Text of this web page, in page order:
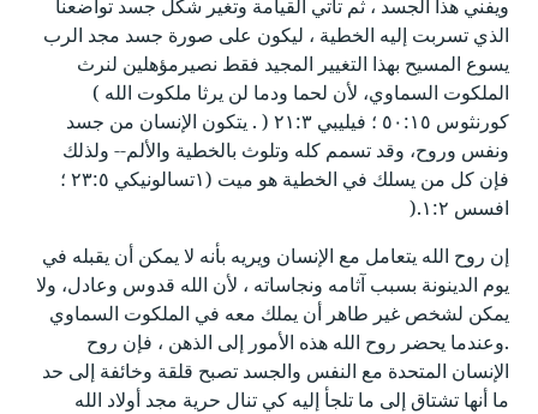
ويفني هذا الجسد ، ثم تأتي القيامة وتغير شكل جسد تواضعنا
الذي تسربت إليه الخطية ، ليكون على صورة جسد مجد الرب
يسوع المسيح بهذا التغيير المجيد فقط نصيرمؤهلين لنرث
الملكوت السماوي، لأن لحما ودما لن يرثا ملكوت الله )
كورنثوس ٥٠:١٥ ؛ فيليبي ٢١:٣ ( . يتكون الإنسان من جسد
ونفس وروح، وقد تسمم كله وتلوث بالخطية والألم-- ولذلك
فإن كل من يسلك في الخطية هو ميت (١تسالونيكي ٢٣:٥ ؛
افسس ١:٢.(
إن روح الله يتعامل مع الإنسان ويريه بأنه لا يمكن أن يقبله في
يوم الدينونة بسبب آثامه ونجاساته ، ﻷن الله قدوس وعادل، ولا
يمكن لشخص غير طاهر أن يملك معه في الملكوت السماوي
.وعندما يحضر روح الله هذه الأمور إلى الذهن ، فإن روح
الإنسان المتحدة مع النفس والجسد تصبح قلقة وخائفة إلى حد
ما أنها تشتاق إلى ما تلجأ إليه كي تنال حرية مجد أولاد الله